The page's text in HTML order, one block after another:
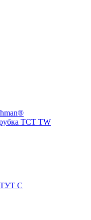
ТCT TW
ТУТ С